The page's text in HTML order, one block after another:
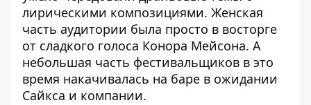
лирическими композициями. Женская
часть аудитории была просто в восторге
от сладкого голоса Конора Мейсона. А
небольшая часть фестивальщиков в это
время накачивалась на баре в ожидании
Сайкса и компании.